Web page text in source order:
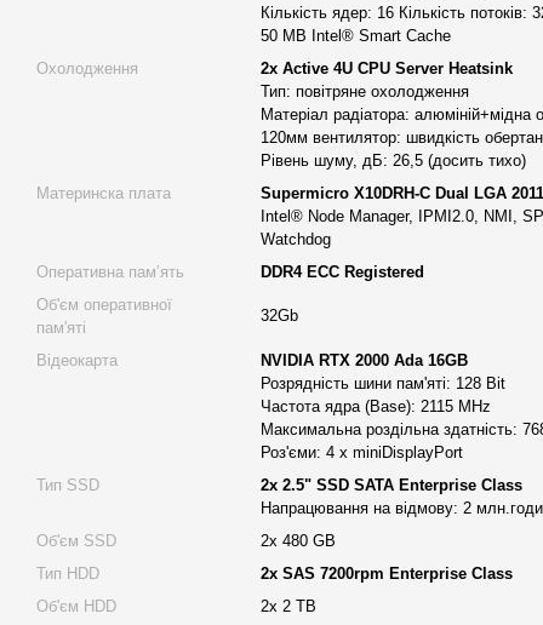
SOLIDWORKS PDM сервери є комплексним рішенням для
для організацій будь-якого розміру, забезпечуючи ефективне
розробкою продуктів та централізоване зберігання
архітектурі "клієнт-сервер" та використовує базу даних
Технічна конфігурація сервера
Процесори:Два Intel Xeon E5-2667v4 для
Supermicro X10DRH-C Dual LGA
для двопроцесорної конфігурації.
Оперативна пам'ять:
Відеокарта:
декількох моніторів.
Комбінація SSD та HDD в RAID для
RAID LSI 3108 SAS3 з 2GB кешу для швидкого
Корпус:
4U CSV 4U-K, з монтажем у шафу з глибиною
передніх опор, але для більшої надійності
Кількість ядер: 16 Кількість потоків:
50 MB Intel® Smart Cache
Охолодження
2x Active 4U CPU Server Heatsink
Тип: повітряне охолодження
Матеріал радіатора: алюміній+мідна
120мм вентилятор: швидкість
Рівень шуму, дБ: 26,5 (досить тихо)
Материнска плата
Supermicro X10DRH-C Dual LGA
Intel® Node Manager, IPMI2.0, NMI,
Watchdog
Оперативна памʼять
DDR4 ECC Registered
Об'єм оперативної
пам'яті
32Gb
Відеокарта
NVIDIA RTX 2000 Ada 16GB
Розрядність шини пам'яті: 128 Bit
Частота ядра (Base): 2115 MHz
Максимальна роздільна здатність:
Роз'єми: 4 x miniDisplayPort
Тип SSD
2x 2.5" SSD SATA Enterprise Class
Напрацювання на відмову: 2
Об'єм SSD
2х 480 GB
Тип HDD
2x SAS 7200rpm Enterprise Class
Об'єм HDD
2х 2 TB